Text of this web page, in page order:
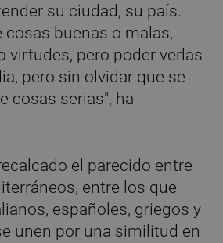
su ciudad, su país.
cosas buenas o malas,
virtudes, pero poder verlas
pero sin olvidar que se
cosas serias", ha
el parecido entre
entre los que
españoles, griegos y
unen por una similitud en